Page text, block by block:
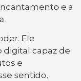
e a
Ele
digital capaz de
e
sentido,